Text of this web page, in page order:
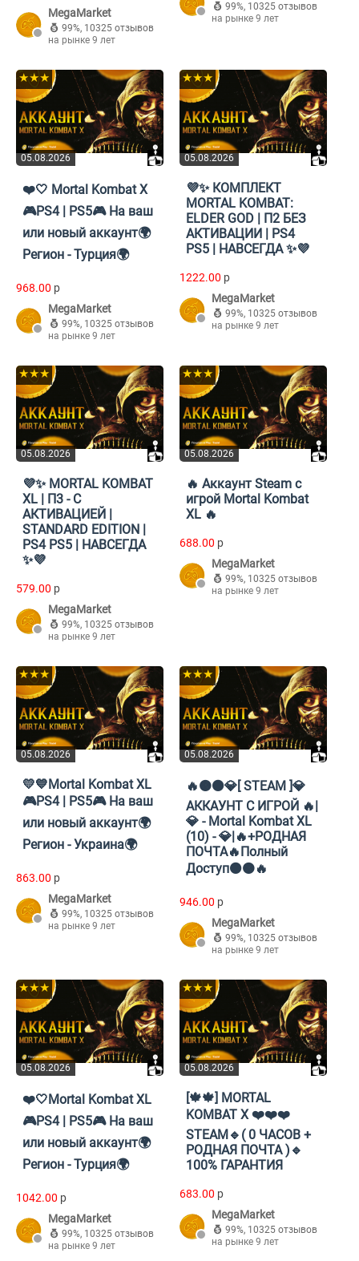
MegaMarket
99%, 10325 отзывов
на рынке 9 лет
99%, 10325 отзывов
на рынке 9 лет
05.08.2026
★★★
❤️🤍 Mortal Kombat X
🎮PS4 | PS5🎮 На ваш
или новый аккаунт🌍
Регион - Турция🌍
968.00 p
MegaMarket
99%, 10325 отзывов
на рынке 9 лет
05.08.2026
★★★
💜✨ КОМПЛЕКТ
MORTAL KOMBAT:
ELDER GOD | П2 БЕЗ
АКТИВАЦИИ | PS4
PS5 | НАВСЕГДА ✨💜
1222.00 p
MegaMarket
99%, 10325 отзывов
на рынке 9 лет
05.08.2026
★★★
💜✨ MORTAL KOMBAT
XL | П3 - С
АКТИВАЦИЕЙ |
STANDARD EDITION |
PS4 PS5 | НАВСЕГДА
✨💜
579.00 p
MegaMarket
99%, 10325 отзывов
на рынке 9 лет
05.08.2026
★★★
🔥 Аккаунт Steam с
игрой Mortal Kombat
XL 🔥
688.00 p
MegaMarket
99%, 10325 отзывов
на рынке 9 лет
05.08.2026
★★★
💛💙Mortal Kombat XL
🎮PS4 | PS5🎮 На ваш
или новый аккаунт🌍
Регион - Украина🌍
863.00 p
MegaMarket
99%, 10325 отзывов
на рынке 9 лет
05.08.2026
★★★
🔥🟠⚫💎[ STEAM ]💎
АККАУНТ С ИГРОЙ 🔥|
💎 - Mortal Kombat XL
(10) - 💎|🔥+РОДНАЯ
ПОЧТА🔥Полный
Доступ⚫🟠🔥
946.00 p
MegaMarket
99%, 10325 отзывов
на рынке 9 лет
05.08.2026
★★★
❤️🤍Mortal Kombat XL
🎮PS4 | PS5🎮 На ваш
или новый аккаунт🌍
Регион - Турция🌍
1042.00 p
MegaMarket
99%, 10325 отзывов
на рынке 9 лет
05.08.2026
★★★
[🍁🍁] MORTAL
KOMBAT X ❤️❤️❤️
STEAM🔹( 0 ЧАСОВ +
РОДНАЯ ПОЧТА )🔹
100% ГАРАНТИЯ
683.00 p
MegaMarket
99%, 10325 отзывов
на рынке 9 лет